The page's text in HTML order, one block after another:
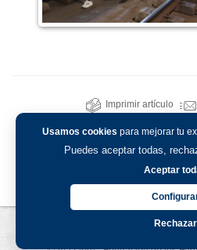
Usamos cookies para mejorar tu
Puedes aceptar todas,
Aceptar
Rechazar
Imprimir artículo
Política de